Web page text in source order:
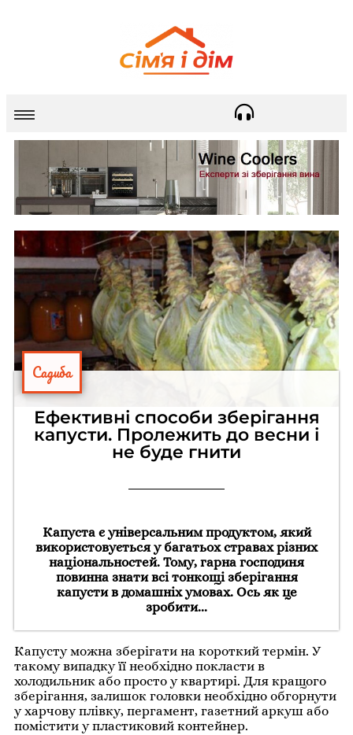
Садиба
Ефективні способи зберігання
капусти. Пролежить до весни і
не буде гнити
Капуста є універсальним продуктом, який
використовується у багатьох стравах різних
національностей. Тому, гарна господиня
повинна знати всі тонкощі зберігання
капусти в домашніх умовах. Ось як це
зробити...
Капусту можна зберігати на короткий термін. У
такому випадку її необхідно покласти в
холодильник або просто у квартирі. Для кращого
зберігання, залишок головки необхідно обгорнути
у харчову плівку, пергамент, газетний аркуш або
помістити у пластиковий контейнер.